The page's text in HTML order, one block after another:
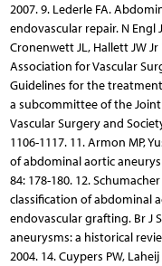
2007. 9. Lederle FA.
endovascular repair. N Engl
Cronenwett JL, Hallett JW
Association for Vascular
Guidelines for the
a subcommittee of the
Vascular Surgery and
1106-1117. 11. Armon MP,
of abdominal aortic
84: 178-180. 12.
classification of abdominal
endovascular grafting. Br J
aneurysms: a historical
2004. 14. Cuypers PW,